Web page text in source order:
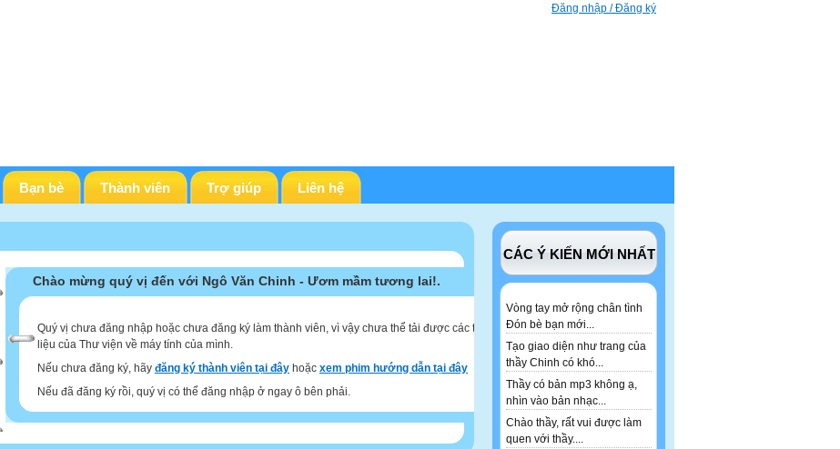
Đăng nhập / Đăng ký
Bạn bè Thành viên Trợ giúp Liên hệ
CÁC Ý KIẾN MỚI NHẤT
Vòng tay mở rộng chân tình
Đón bè bạn mới...
Tạo giao diện như trang của
thầy Chinh có khó...
Thầy có bản mp3 không ạ,
nhìn vào bản nhạc...
Chào thầy, rất vui được làm
quen với thầy....
Chào mừng quý vị đến với Ngô Văn Chinh - Ươm mầm tương lai!.
Quý vị chưa đăng nhập hoặc chưa đăng ký làm thành viên, vì vậy chưa thể tải được các tư
liệu của Thư viện về máy tính của mình.
Nếu chưa đăng ký, hãy đăng ký thành viên tại đây hoặc xem phim hướng dẫn tại đây
Nếu đã đăng ký rồi, quý vị có thể đăng nhập ở ngay ô bên phải.